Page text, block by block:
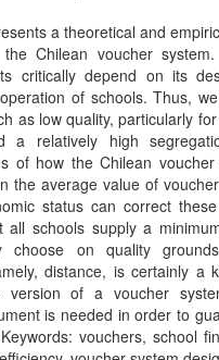
a theoretical and
Chilean voucher
critically depend on its
of schools. Thus,
as low quality, particularly
a relatively high
of how the Chilean
the average value of
status can correct
all schools supply a
choose on quality
distance, is certainly a
version of a voucher
is needed in order to
vouchers, school